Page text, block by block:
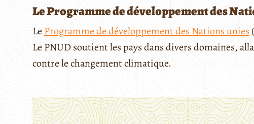
Le Programme de développement des
LeProgramme de développement des Nations unies
Le PNUD soutient les pays dans divers domaines,
contre le changement climatique.